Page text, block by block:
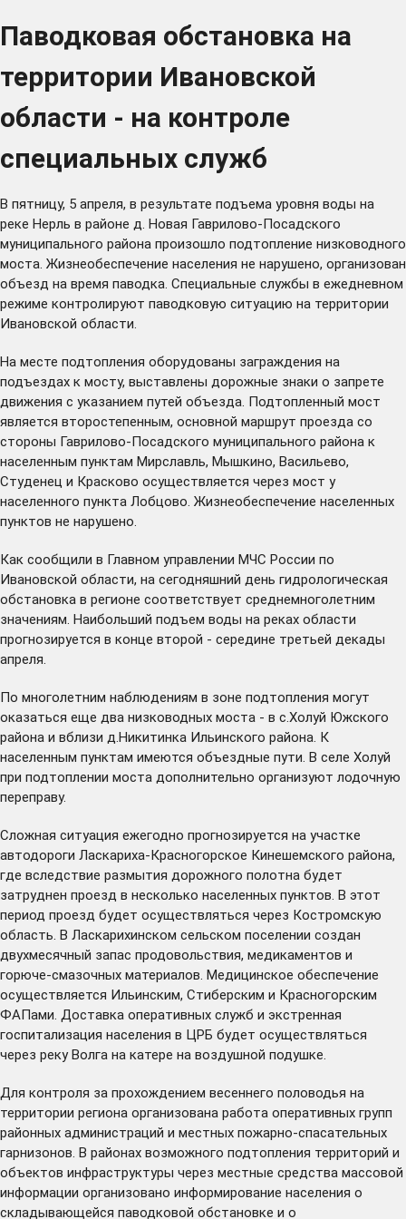
Паводковая обстановка на
территории Ивановской
области - на контроле
специальных служб
В пятницу, 5 апреля, в результате подъема уровня воды на
реке Нерль в районе д. Новая Гаврилово-Посадского
муниципального района произошло подтопление низководного
моста. Жизнеобеспечение населения не нарушено, организован
объезд на время паводка. Специальные службы в ежедневном
режиме контролируют паводковую ситуацию на территории
Ивановской области.
На месте подтопления оборудованы заграждения на
подъездах к мосту, выставлены дорожные знаки о запрете
движения с указанием путей объезда. Подтопленный мост
является второстепенным, основной маршрут проезда со
стороны Гаврилово-Посадского муниципального района к
населенным пунктам Мирславль, Мышкино, Васильево,
Студенец и Красково осуществляется через мост у
населенного пункта Лобцово. Жизнеобеспечение населенных
пунктов не нарушено.
Как сообщили в Главном управлении МЧС России по
Ивановской области, на сегодняшний день гидрологическая
обстановка в регионе соответствует среднемноголетним
значениям. Наибольший подъем воды на реках области
прогнозируется в конце второй - середине третьей декады
апреля.
По многолетним наблюдениям в зоне подтопления могут
оказаться еще два низководных моста - в с.Холуй Южского
района и вблизи д.Никитинка Ильинского района. К
населенным пунктам имеются объездные пути. В селе Холуй
при подтоплении моста дополнительно организуют лодочную
переправу.
Сложная ситуация ежегодно прогнозируется на участке
автодороги Ласкариха-Красногорское Кинешемского района,
где вследствие размытия дорожного полотна будет
затруднен проезд в несколько населенных пунктов. В этот
период проезд будет осуществляться через Костромскую
область. В Ласкарихинском сельском поселении создан
двухмесячный запас продовольствия, медикаментов и
горюче-смазочных материалов. Медицинское обеспечение
осуществляется Ильинским, Стиберским и Красногорским
ФАПами. Доставка оперативных служб и экстренная
госпитализация населения в ЦРБ будет осуществляться
через реку Волга на катере на воздушной подушке.
Для контроля за прохождением весеннего половодья на
территории региона организована работа оперативных групп
районных администраций и местных пожарно-спасательных
гарнизонов. В районах возможного подтопления территорий и
объектов инфраструктуры через местные средства массовой
информации организовано информирование населения о
складывающейся паводковой обстановке и о